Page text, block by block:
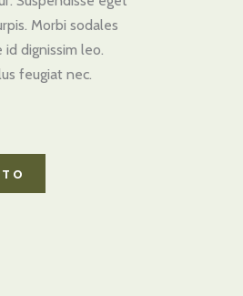
Morbi sodales
dignissim leo.
feugiat nec.